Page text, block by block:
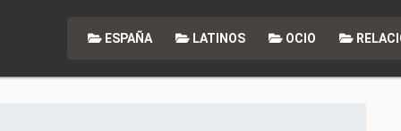
ESPAÑA LATINOS OCIO